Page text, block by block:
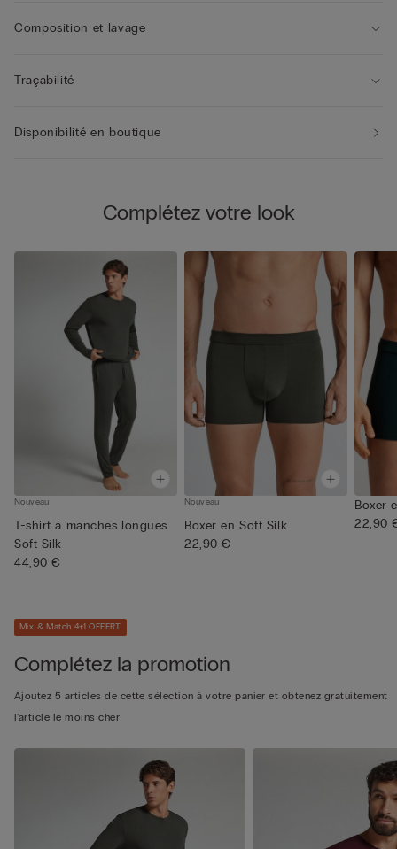
Composition et lavage
Traçabilité
Disponibilité en boutique
Complétez votre look
Nouveau
T-shirt à manches longues
Soft Silk
44,90 €
Nouveau
Boxer en Soft Silk
22,90 €
Boxer
22,90
Mix & Match 4+1 OFFERT
Complétez la promotion
Ajoutez 5 articles de cette sélection à votre panier et obtenez gratuitement
l'article le moins cher